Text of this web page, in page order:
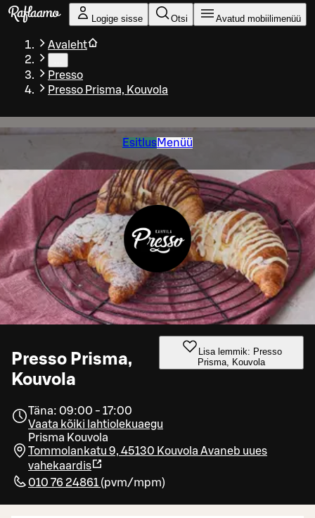
Liigu peamise sisu juurde
Logige sisse Otsi Avatud mobiilimenüü
Avaleht
Presso
Presso Prisma, Kouvola
EsitlusMenüü
Presso Prisma,
Kouvola
Lisa lemmik: Presso
Prisma, Kouvola
Täna: 09:00 - 17:00
Vaata kõiki lahtiolekuaegu
Prisma Kouvola
Tommolankatu 9, 45130 Kouvola Avaneb uues
vahekaardis
010 76 24861 (pvm/mpm)